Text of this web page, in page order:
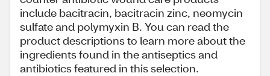
include bacitracin, bacitracin zinc, neomycin
sulfate and polymyxin B. You can read the
product descriptions to learn more about the
ingredients found in the antiseptics and
antibiotics featured in this selection.